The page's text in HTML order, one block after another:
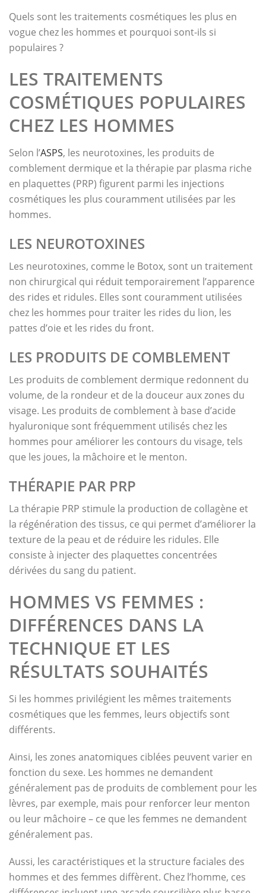
Quels sont les traitements cosmétiques les plus en
vogue chez les hommes et pourquoi sont-ils si
populaires ?
LES TRAITEMENTS
COSMÉTIQUES POPULAIRES
CHEZ LES HOMMES
Selon l’ASPS, les neurotoxines, les produits de
comblement dermique et la thérapie par plasma riche
en plaquettes (PRP) figurent parmi les injections
cosmétiques les plus couramment utilisées par les
hommes.
LES NEUROTOXINES
Les neurotoxines, comme le Botox, sont un traitement
non chirurgical qui réduit temporairement l’apparence
des rides et ridules. Elles sont couramment utilisées
chez les hommes pour traiter les rides du lion, les
pattes d’oie et les rides du front.
LES PRODUITS DE COMBLEMENT
Les produits de comblement dermique redonnent du
volume, de la rondeur et de la douceur aux zones du
visage. Les produits de comblement à base d’acide
hyaluronique sont fréquemment utilisés chez les
hommes pour améliorer les contours du visage, tels
que les joues, la mâchoire et le menton.
THÉRAPIE PAR PRP
La thérapie PRP stimule la production de collagène et
la régénération des tissus, ce qui permet d’améliorer la
texture de la peau et de réduire les ridules. Elle
consiste à injecter des plaquettes concentrées
dérivées du sang du patient.
HOMMES VS FEMMES :
DIFFÉRENCES DANS LA
TECHNIQUE ET LES
RÉSULTATS SOUHAITÉS
Si les hommes privilégient les mêmes traitements
cosmétiques que les femmes, leurs objectifs sont
différents.
Ainsi, les zones anatomiques ciblées peuvent varier en
fonction du sexe. Les hommes ne demandent
généralement pas de produits de comblement pour les
lèvres, par exemple, mais pour renforcer leur menton
ou leur mâchoire – ce que les femmes ne demandent
généralement pas.
Aussi, les caractéristiques et la structure faciales des
hommes et des femmes diffèrent. Chez l’homme, ces